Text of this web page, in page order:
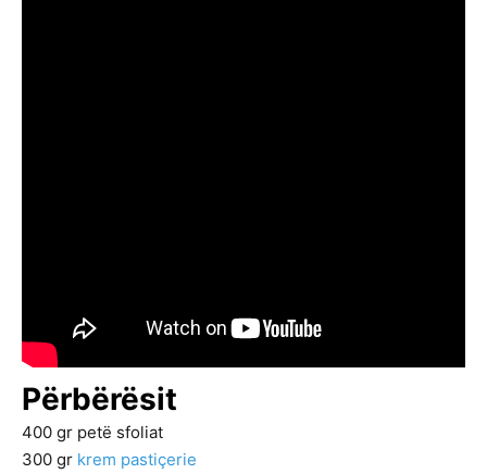
Përbërësit
400 gr petë sfoliat
300 gr krem pastiçerie